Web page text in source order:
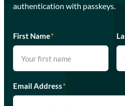
authentication with passkeys.
First Name*
Email Address*